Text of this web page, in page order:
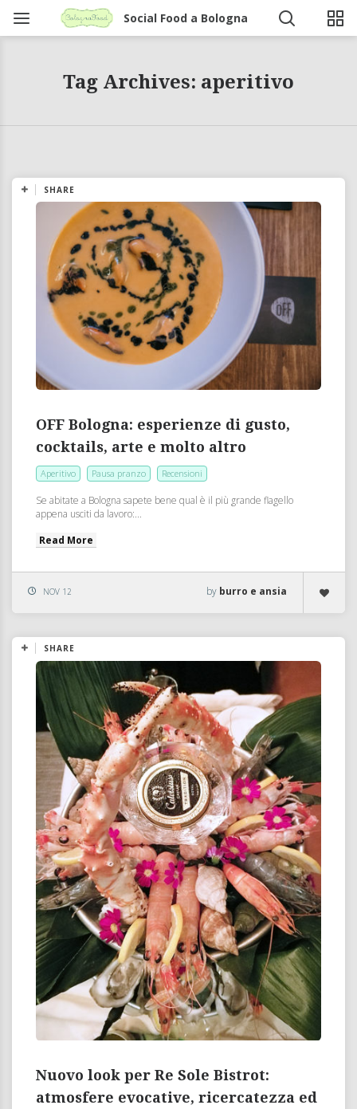
Social Food a Bologna
Tag Archives: aperitivo
SHARE
OFF Bologna: esperienze di gusto,
cocktails, arte e molto altro
Aperitivo Pausa pranzo Recensioni
Se abitate a Bologna sapete bene qual è il più grande flagello
appena usciti da lavoro:...
Read More
NOV 12 by burro e ansia
SHARE
Nuovo look per Re Sole Bistrot:
atmosfere evocative, ricercatezza ed